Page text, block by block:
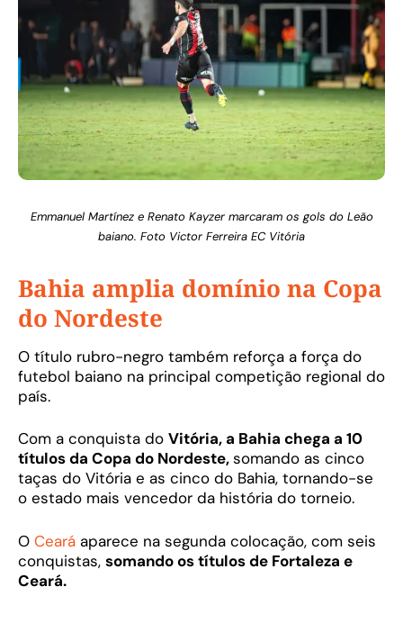
Emmanuel Martínez e Renato Kayzer marcaram os gols do Leão
baiano. Foto Victor Ferreira EC Vitória
Bahia amplia domínio na Copa
do Nordeste
O título rubro-negro também reforça a força do
futebol baiano na principal competição regional do
país.
Com a conquista do Vitória, a Bahia chega a 10
títulos da Copa do Nordeste,somando as cinco
taças do Vitória e as cinco do Bahia, tornando-se
o estado mais vencedor da história do torneio.
O Ceará aparece na segunda colocação, com seis
conquistas, somando os títulos de Fortaleza e
Ceará.